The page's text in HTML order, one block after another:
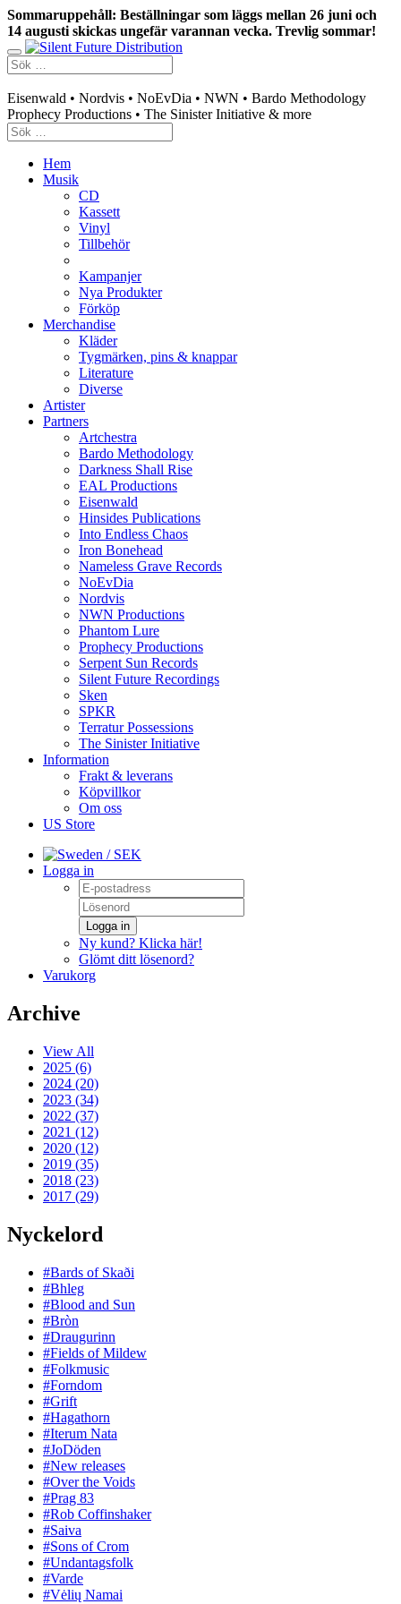
Sommaruppehåll: Beställningar som läggs mellan 26 juni och
14 augusti skickas ungefär varannan vecka. Trevlig sommar!
Eisenwald • Nordvis • NoEvDia • NWN • Bardo Methodology
Prophecy Productions • The Sinister Initiative & more
Hem
Musik
CD
Kassett
Vinyl
Tillbehör
Kampanjer
Nya Produkter
Förköp
Merchandise
Kläder
Tygmärken, pins & knappar
Literature
Diverse
Artister
Partners
Artchestra
Bardo Methodology
Darkness Shall Rise
EAL Productions
Eisenwald
Hinsides Publications
Into Endless Chaos
Iron Bonehead
Nameless Grave Records
NoEvDia
Nordvis
NWN Productions
Phantom Lure
Prophecy Productions
Serpent Sun Records
Silent Future Recordings
Sken
SPKR
Terratur Possessions
The Sinister Initiative
Information
Frakt & leverans
Köpvillkor
Om oss
US Store
/ SEK
Logga in
Logga in
Ny kund? Klicka här!
Glömt ditt lösenord?
Varukorg
Archive
View All
2025 (6)
2024 (20)
2023 (34)
2022 (37)
2021 (12)
2020 (12)
2019 (35)
2018 (23)
2017 (29)
Nyckelord
#Bards of Skaði
#Bhleg
#Blood and Sun
#Bròn
#Draugurinn
#Fields of Mildew
#Folkmusic
#Forndom
#Grift
#Hagathorn
#Iterum Nata
#JoDöden
#New releases
#Over the Voids
#Prag 83
#Rob Coffinshaker
#Saiva
#Sons of Crom
#Undantagsfolk
#Varde
#Vėlių Namai